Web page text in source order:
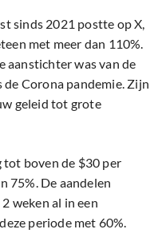
sinds 2021 postte op X,
met meer dan 110%.
aanstichter was van de
Corona pandemie. Zijn
geleid tot grote
tot boven de $30 per
75%. De aandelen
weken al in een
periode met 60%.